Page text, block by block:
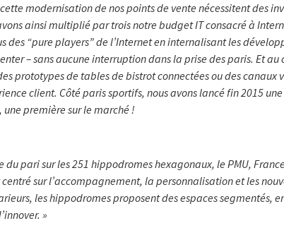
modernisation de nos points de vente nécessitent des
ainsi multiplié par trois notre budget IT consacré à
des “pure players” de l’Internet en internalisant les
– sans aucune interruption dans la prise des paris. Et
prototypes de tables de bistrot connectées ou des canaux
client. Côté paris sportifs, nous avons lancé fin 2015
première sur le marché !
pari sur les 251 hippodromes hexagonaux, le PMU,
sur l’accompagnement, la personnalisation et les
les hippodromes proposent des espaces segmentés,
»